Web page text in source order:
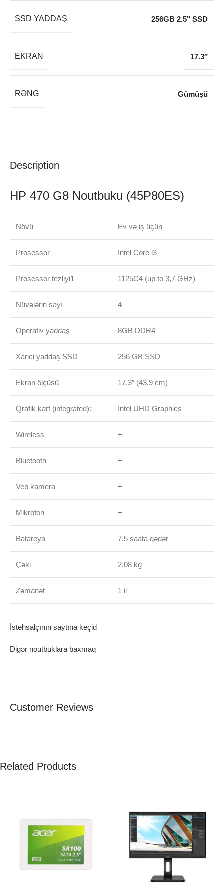
Description
HP 470 G8 Noutbuku (45P80ES)
Növü Ev və iş üçün
Prosessor Intel Core i3
Prosessor tezliyi1 1125С4 (up to 3,7 GHz)
Nüvələrin sayı 4
Operativ yaddaş 8GB DDR4
Xarici yaddaş SSD 256 GB SSD
Ekran ölçüsü 17.3″ (43.9 cm)
Qrafik kart (integrated): Intel UHD Graphics
Wireless +
Bluetooth +
Veb kamera +
Mikrofon +
Batareya 7,5 saata qədər
Çəki 2.08 kg
Zəmanət 1 il
İstehsalçının saytına keçid
Digər noutbuklara baxmaq
SSD YADDAŞ 256GB 2.5″ SSD
EKRAN 17.3″
RƏNG Gümüşü
Customer Reviews
Related Products